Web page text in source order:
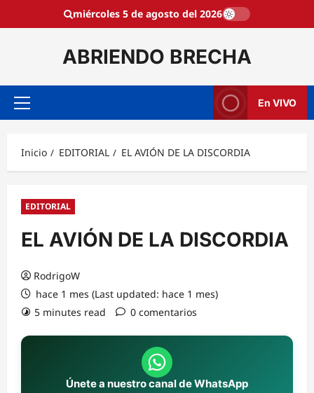
miércoles 5 de agosto del 2026
ABRIENDO BRECHA
Menú
En VIVO
Inicio EDITORIAL EL AVIÓN DE LA DISCORDIA
EDITORIAL
EL AVIÓN DE LA DISCORDIA
RodrigoW
hace 1 mes (Last updated: hace 1 mes)
5 minutes read
0 comentarios
Únete a nuestro canal de WhatsApp